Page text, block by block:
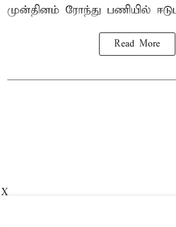
முன்தினம் ரோந்து பணியில்
Read More
X